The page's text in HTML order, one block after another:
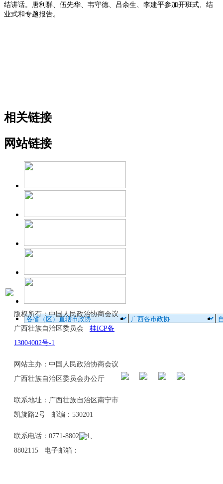
结讲话。唐利群、伍先华、韦守德、吕余生、李建平参加开班式、结
业式和专题报告。
相关链接
网站链接
版权所有：中国人民政治协商会议
广西壮族自治区委员会 桂ICP备
13004002号-1
网站主办：中国人民政治协商会议
广西壮族自治区委员会办公厅
联系地址：广西壮族自治区南宁市
凯旋路2号 邮编：530201
联系电话：0771-8802114、
8802115 电子邮箱：